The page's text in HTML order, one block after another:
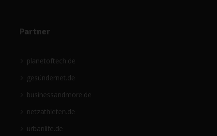
Partner
planetoftech.de
gesündernet.de
businessandmore.de
netzathleten.de
urbanlife.de